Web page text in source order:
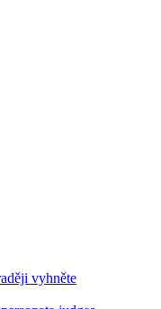
vyhněte